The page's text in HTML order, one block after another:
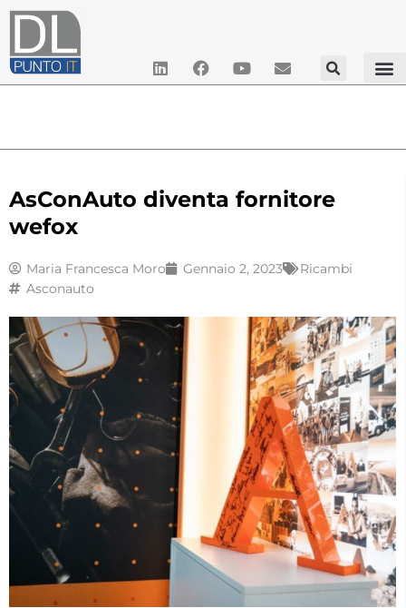
AsConAuto diventa fornitore
wefox
Maria Francesca Moro Gennaio 2, 2023
Ricambi
Asconauto